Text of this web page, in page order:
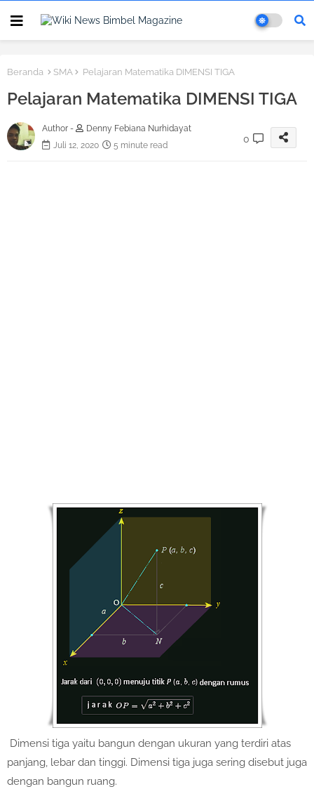
Beranda SMA Pelajaran Matematika DIMENSI TIGA
Pelajaran Matematika DIMENSI TIGA
Author -
Denny Febiana Nurhidayat
Juli 12, 2020
5 minute read
0
Dimensi tiga yaitu bangun dengan ukuran yang terdiri atas
panjang, lebar dan tinggi. Dimensi tiga juga sering disebut juga
dengan bangun ruang.